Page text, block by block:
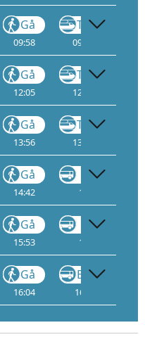
Gå
09:58
Tog F6
09:59
Gå
12:05
Tog F6
12:06
Gå
13:56
Tog F6
13:57
Gå
14:42
VY146
14:43
Gå
15:53
VY710
15:54
Gå
16:04
Buss
16:05